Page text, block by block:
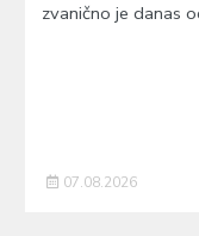
zvanično je danas
07.08.2026